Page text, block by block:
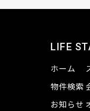
LIFE
ホーム
物件検索
お知らせ